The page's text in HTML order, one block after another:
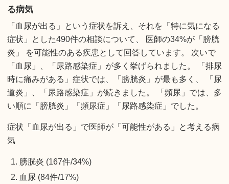
る病気
「血尿が出る」という症状を訴え、それを「特に気になる
症状」とした490件の相談について、 医師の34%が「膀胱
炎」 を可能性のある疾患として回答しています。 次いで
「血尿」、「尿路感染症」が多く挙げられました。 「排尿
時に痛みがある」症状では、「膀胱炎」が最も多く、 「尿
道炎」、「尿路感染症」が続きました。 「頻尿」では、多
い順に「膀胱炎」「頻尿症」「尿路感染症」でした。
症状「血尿が出る」で医師が「可能性がある」と考える病
気
膀胱炎 (167件/34%)
血尿 (84件/17%)